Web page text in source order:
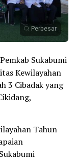
Perbesar
Sukabumi
Kewilayahan
3 Cibadak yang
Tahun